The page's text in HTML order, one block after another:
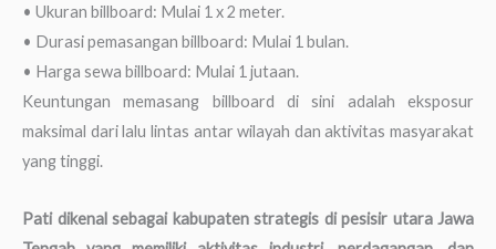
• Ukuran billboard: Mulai 1 x 2 meter.
• Durasi pemasangan billboard: Mulai 1 bulan.
• Harga sewa billboard: Mulai 1 jutaan.
Keuntungan memasang billboard di sini adalah eksposur
maksimal dari lalu lintas antar wilayah dan aktivitas masyarakat
yang tinggi.
Pati dikenal sebagai kabupaten strategis di pesisir utara Jawa